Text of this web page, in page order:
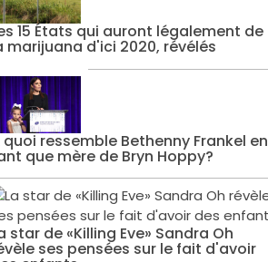
15 États qui auront légalement de
marijuana d'ici 2020, révélés
quoi ressemble Bethenny Frankel en
que mère de Bryn Hoppy?
star de «Killing Eve» Sandra Oh
ses pensées sur le fait d'avoir